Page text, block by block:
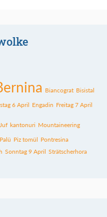
Biancograt Bisistal
6 April Engadin Freitag 7 April
Juf kantonuri Mountaineering
Piz tomül Pontresina
Sonntag 9 April Strätscherhora